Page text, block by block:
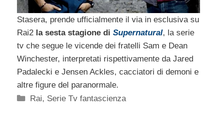
Stasera, prende ufficialmente il via in esclusiva su
Rai2 la sesta stagione di Supernatural, la serie
tv che segue le vicende dei fratelli Sam e Dean
Winchester, interpretati rispettivamente da Jared
Padalecki e Jensen Ackles, cacciatori di demoni e
altre figure del paranormale.
Categorie
Rai, Serie Tv fantascienza